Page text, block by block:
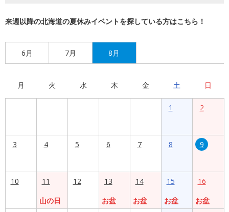
来週以降の北海道の夏休みイベントを探している方はこちら！
6月 7月 8月
月 火 水 木 金 土 日
1 2
3 4 5 6 7 8 9
10
11
山の日
12
13
お盆
14
お盆
15
お盆
16
お盆